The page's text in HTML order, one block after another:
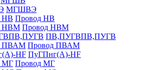
МГШВЭ
Провод НВ
Провод НВМ
ПВ,ПУГВПВ,ПУГВ
Провод ПВАМ
ПуГПнг(A)-HF
Провод МГ